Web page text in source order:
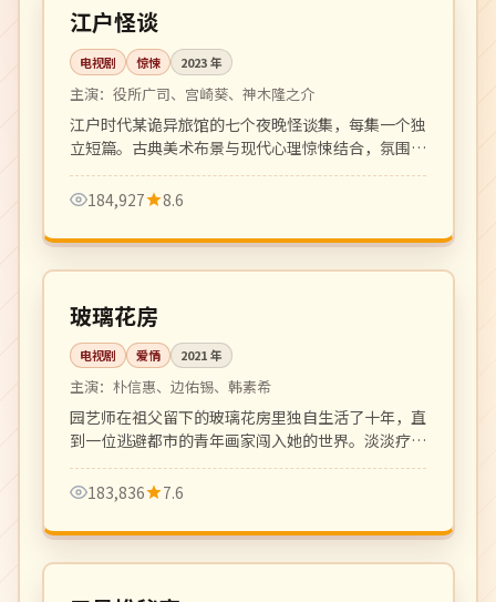
日本
江户怪谈
电视剧 惊悚 2023年
主演： 役所广司、宫崎葵、神木隆之介
江户时代某诡异旅馆的七个夜晚怪谈集，每集一个独
立短篇。古典美术布景与现代心理惊悚结合，氛围一
流。
184,927
8.6
韩国
完结 全 16 集
玻璃花房
电视剧 爱情 2021年
主演： 朴信惠、边佑锡、韩素希
园艺师在祖父留下的玻璃花房里独自生活了十年，直
到一位逃避都市的青年画家闯入她的世界。淡淡疗
愈、细腻温柔的成人向爱情剧。
183,836
7.6
中国
4K 全 8 集